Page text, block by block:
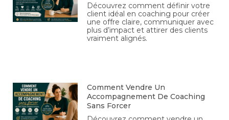
Découvrez comment définir votre
client idéal en coaching pour créer
une offre claire, communiquer avec
plus d’impact et attirer des clients
vraiment alignés.
Comment Vendre Un
Accompagnement De Coaching
Sans Forcer